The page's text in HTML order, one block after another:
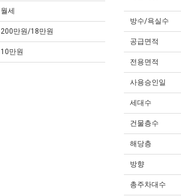
월세
200만원/18만원
10만원
방수/욕실수
공급면적
전용면적
사용승인일
세대수
건물층수
해당층
방향
총주차대수